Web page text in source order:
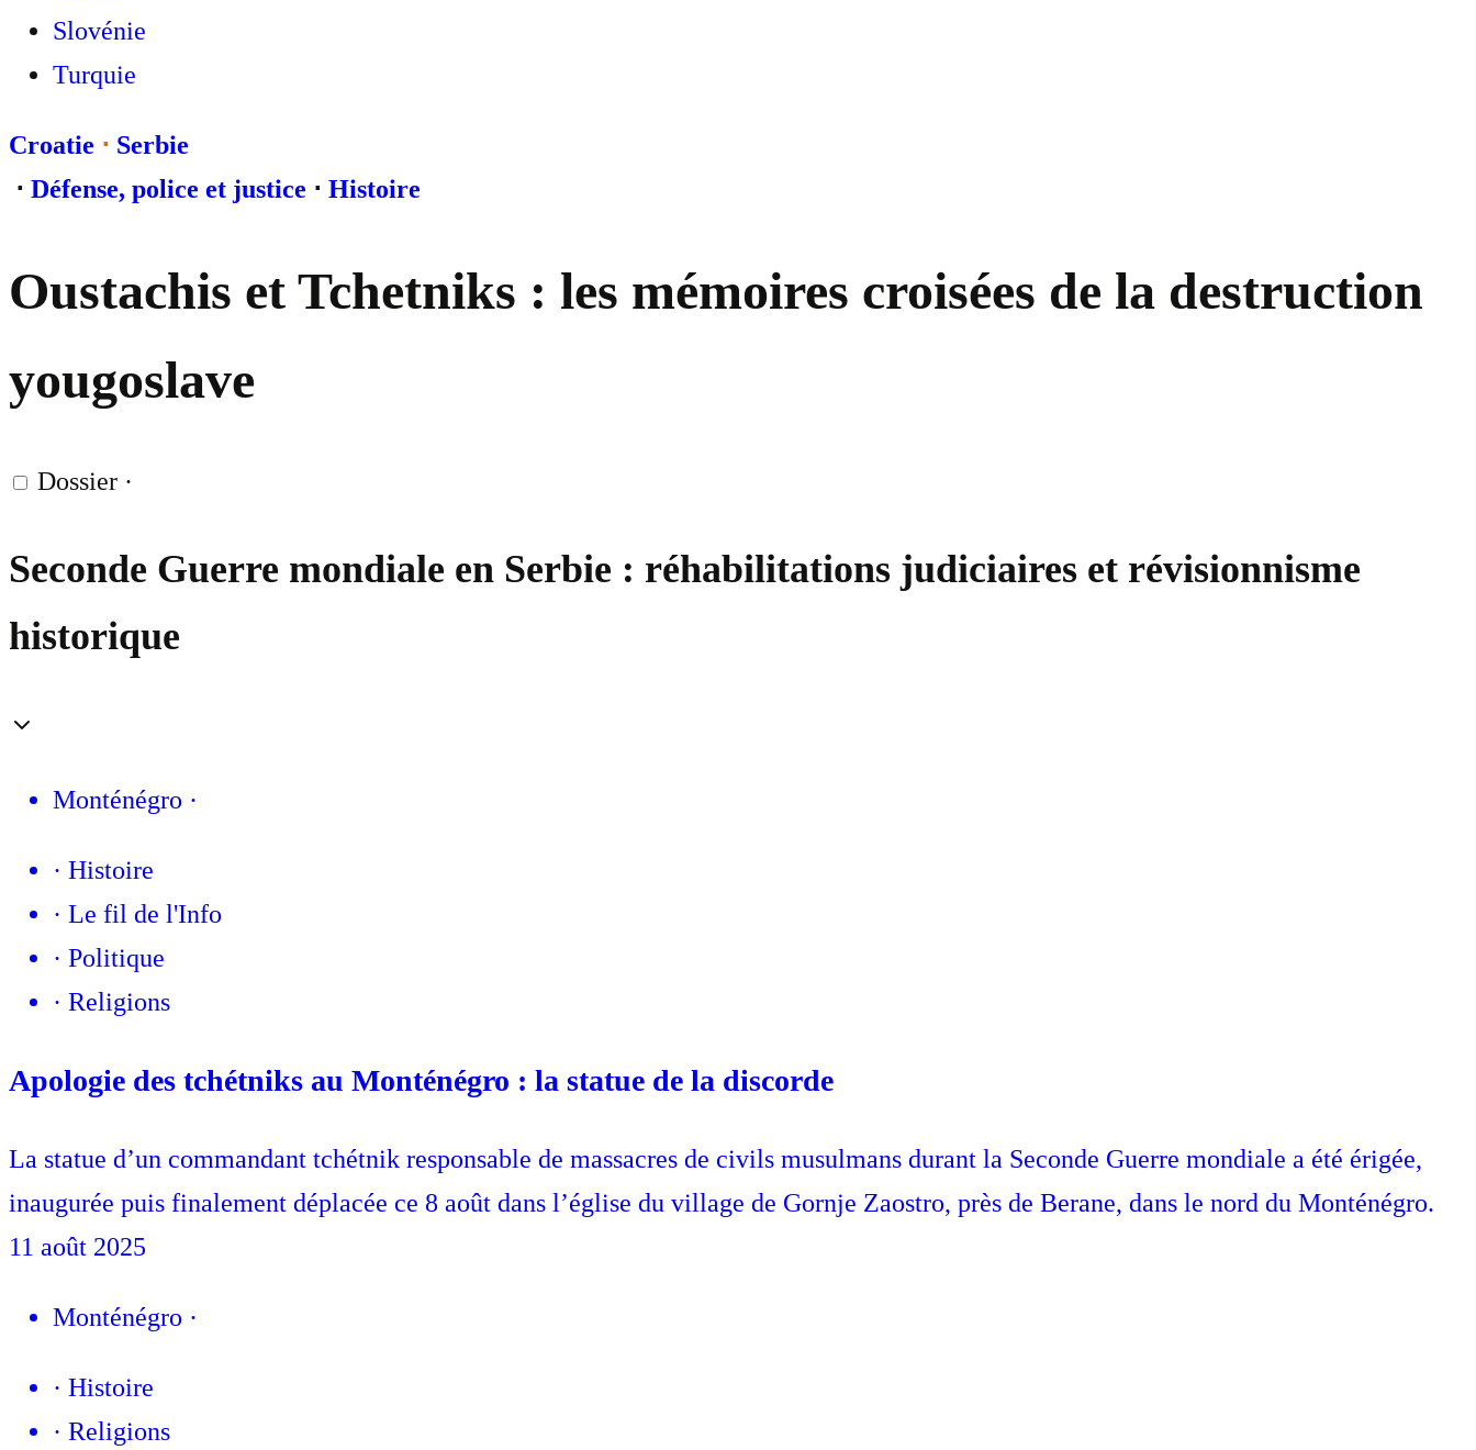
Slovénie
Turquie
Croatie ⋅ Serbie
⋅ Défense, police et justice ⋅ Histoire
Oustachis et Tchetniks : les mémoires croisées de la destruction
yougoslave
Dossier ·
Seconde Guerre mondiale en Serbie : réhabilitations judiciaires et révisionnisme
historique
Monténégro ·
· Histoire
· Le fil de l'Info
· Politique
· Religions
Apologie des tchétniks au Monténégro : la statue de la discorde
La statue d’un commandant tchétnik responsable de massacres de civils musulmans durant la Seconde Guerre mondiale a été érigée,
inaugurée puis finalement déplacée ce 8 août dans l’église du village de Gornje Zaostro, près de Berane, dans le nord du Monténégro.
11 août 2025
Monténégro ·
· Histoire
· Religions